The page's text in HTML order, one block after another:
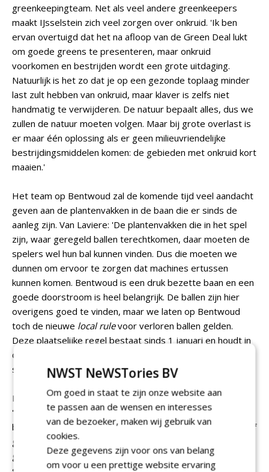
greenkeepingteam. Net als veel andere greenkeepers
maakt IJsselstein zich veel zorgen over onkruid. 'Ik ben
ervan overtuigd dat het na afloop van de Green Deal lukt
om goede greens te presenteren, maar onkruid
voorkomen en bestrijden wordt een grote uitdaging.
Natuurlijk is het zo dat je op een gezonde toplaag minder
last zult hebben van onkruid, maar klaver is zelfs niet
handmatig te verwijderen. De natuur bepaalt alles, dus we
zullen de natuur moeten volgen. Maar bij grote overlast is
er maar één oplossing als er geen milieuvriendelijke
bestrijdingsmiddelen komen: de gebieden met onkruid kort
maaien.'
Het team op Bentwoud zal de komende tijd veel aandacht
geven aan de plantenvakken in de baan die er sinds de
aanleg zijn. Van Laviere: 'De plantenvakken die in het spel
zijn, waar geregeld ballen terechtkomen, daar moeten de
spelers wel hun bal kunnen vinden. Dus die moeten we
dunnen om ervoor te zorgen dat machines ertussen
kunnen komen. Bentwoud is een druk bezette baan en een
goede doorstroom is heel belangrijk. De ballen zijn hier
overigens goed te vinden, maar we laten op Bentwoud
toch de nieuwe local rulevoor verloren ballen gelden.
Deze plaatselijke regel bestaat sinds 1 januari en houdt in
dat je met bijtelling van twee strafslagen verder kunt
spelen bij de plaats waar je bal verloren is geraakt.'
Een andere uitdaging op Bentwoud: emelten. IJsselstein:
'Aaltjes vormen nu de enige milieuvriendelijke
bestrijdingsmethode, maar het is afwachten of dit effectief
genoeg is.' Een geheel ander probleem is het vinden van
goed personeel in het groeiseizoen. 'Goed opgeleide
NWST NeWSTories BV
Om goed in staat te zijn onze website aan
te passen aan de wensen en interesses
van de bezoeker, maken wij gebruik van
cookies.
Deze gegevens zijn voor ons van belang
om voor u een prettige website ervaring